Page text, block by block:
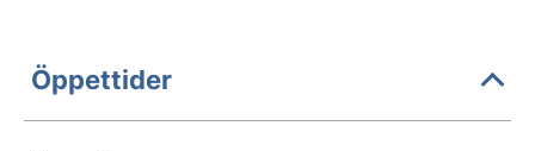
Öppettider